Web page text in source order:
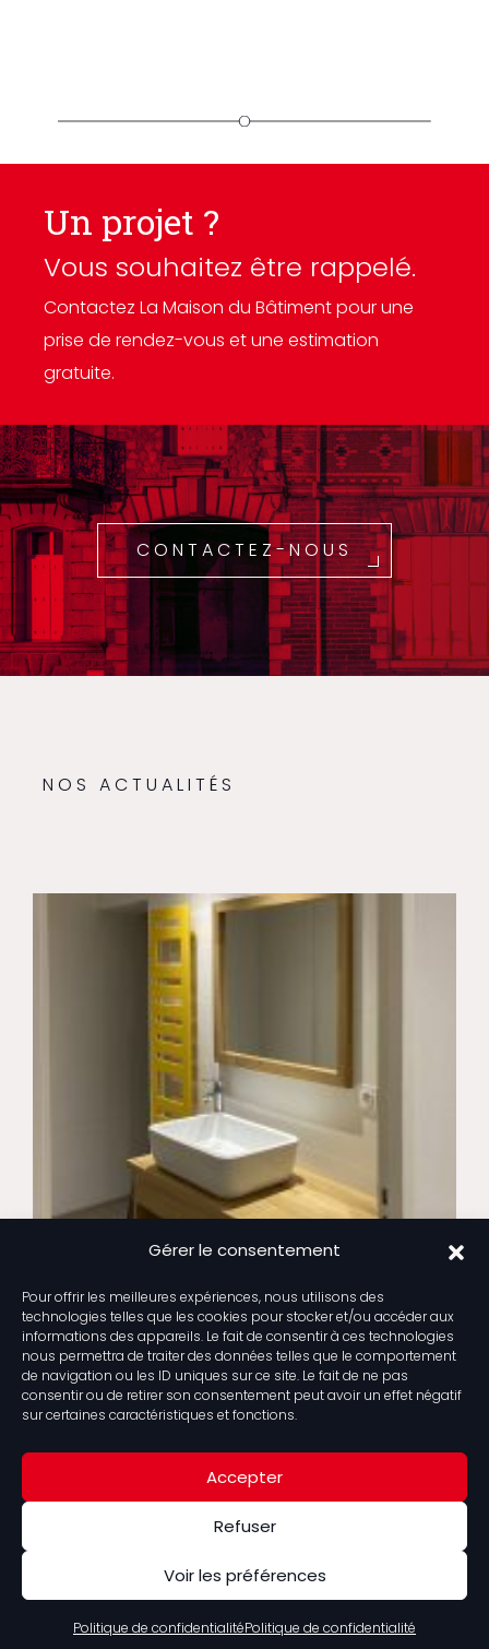
Gérer le consentement
Pour offrir les meilleures expériences, nous utilisons des
technologies telles que les cookies pour stocker et/ou accéder aux
informations des appareils. Le fait de consentir à ces technologies
nous permettra de traiter des données telles que le comportement
de navigation ou les ID uniques sur ce site. Le fait de ne pas
consentir ou de retirer son consentement peut avoir un effet négatif
sur certaines caractéristiques et fonctions.
Accepter
Refuser
Voir les préférences
Politique de confidentialitéPolitique de confidentialité
Un projet ?
Vous souhaitez être rappelé.
Contactez La Maison du Bâtiment pour une
prise de rendez-vous et une estimation
gratuite.
CONTACTEZ-NOUS
NOS ACTUALITÉS
Publié : 29 Nov. 2019
LA MAISON DU BÂTIMENT
Champs • Tel : 02 98 88 44 16
confidentialité | Plan du site | Une réalisation Appaloosa